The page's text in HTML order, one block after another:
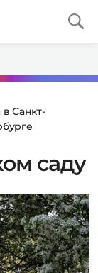
в Санкт-
саду